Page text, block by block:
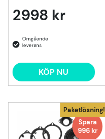
2998 kr
KÖP NU
Paketlösning!
Spara
996 kr